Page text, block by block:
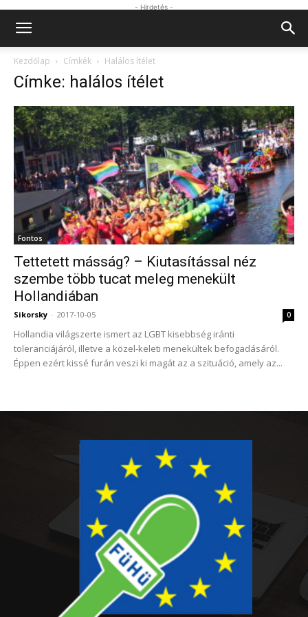
- Hirdetés -
Kezdőlap Címkék Halálos ítélet
Címke: halálos ítélet
Fontos
Tettetett másság? – Kiutasítással néz
szembe több tucat meleg menekült
Hollandiában
Sikorsky - 2017-10-05 0
Hollandia világszerte ismert az LGBT kisebbség iránti
toleranciájáról, illetve a közel-keleti menekültek befogadásáról.
Éppen ezért kissé furán veszi ki magát az a szituáció, amely az...